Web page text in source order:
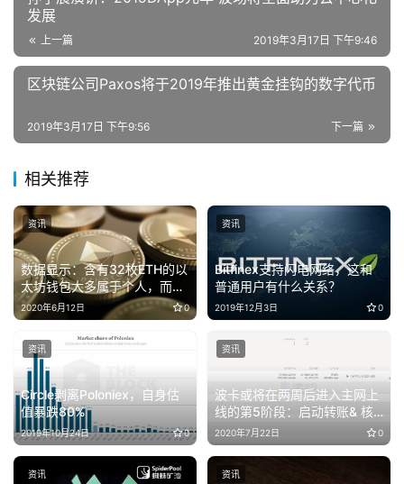
发展
上一篇 2019年3月17日 下午9:46
区块链公司Paxos将于2019年推出黄金挂钩的数字代币
下一篇
2019年3月17日 下午9:56
相关推荐
数据显示：含有32枚ETH的以
太坊钱包大多属于个人，而非
交易所
2020年6月12日 0
资讯
Bitfinex支持闪电网络，这和
普通用户有什么关系？
2019年12月3日 0
资讯
Circle剥离Poloniex，自身估
值暴跌80%
2019年10月24日 0
资讯
波卡或将在两周后进入主网上
线的第5阶段：启动转账& 核
心功能
2020年7月22日 0
资讯
资讯 资讯